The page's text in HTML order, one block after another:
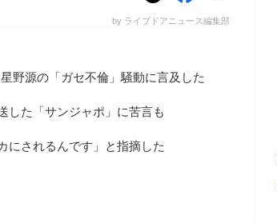
by ライブドアニュース編集部
野源の「ガセ不倫」騒動に言及した
した「サンジャポ」に苦言も
にされるんです」と指摘した